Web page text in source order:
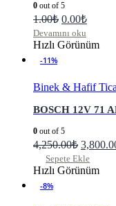
0 out of 5
1.00₺ 0.00₺
Devamını oku
Hızlı Görünüm
-11%
Binek & Hafif
BOSCH 12V 71
0 out of 5
4,250.00₺
Sepete Ekle
Hızlı Görünüm
-8%